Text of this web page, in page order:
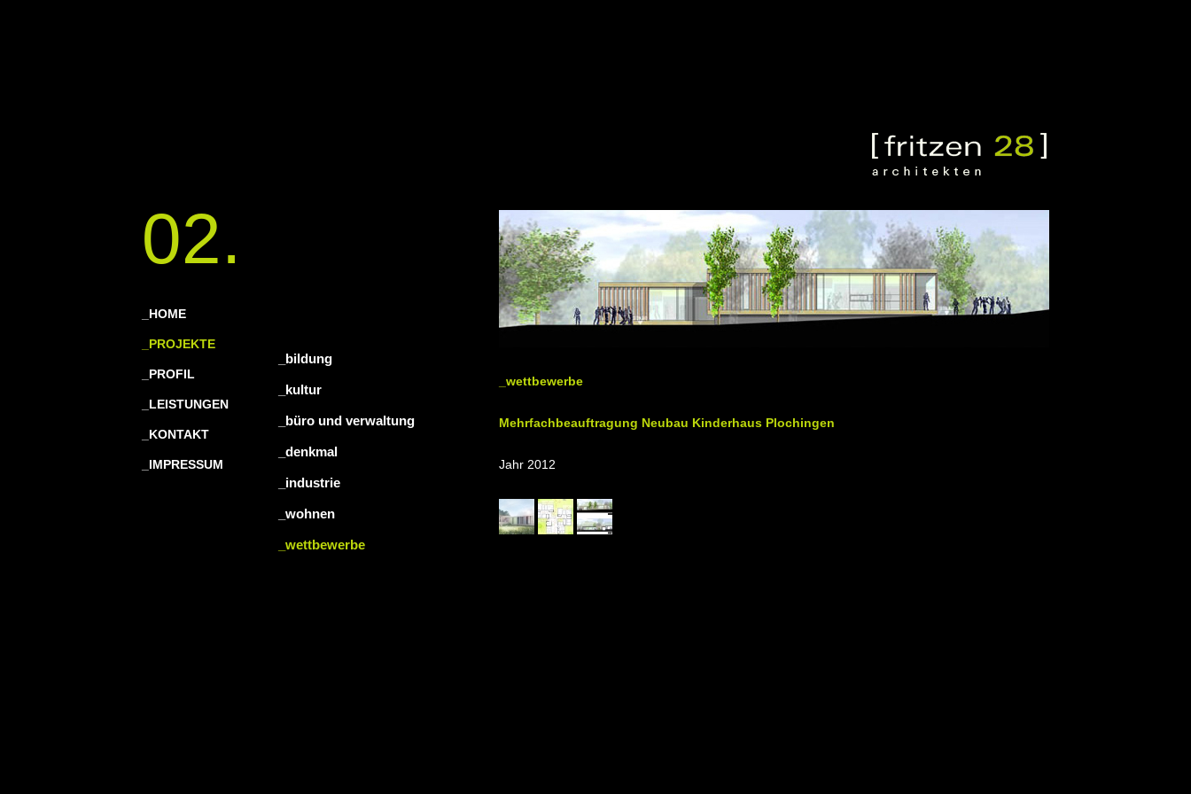
02.
_HOME
_PROJEKTE
_PROFIL
_LEISTUNGEN
_KONTAKT
_IMPRESSUM
_bildung
_kultur
_büro und verwaltung
_denkmal
_industrie
_wohnen
_wettbewerbe
_wettbewerbe
Mehrfachbeauftragung Neubau Kinderhaus Plochingen
Jahr 2012